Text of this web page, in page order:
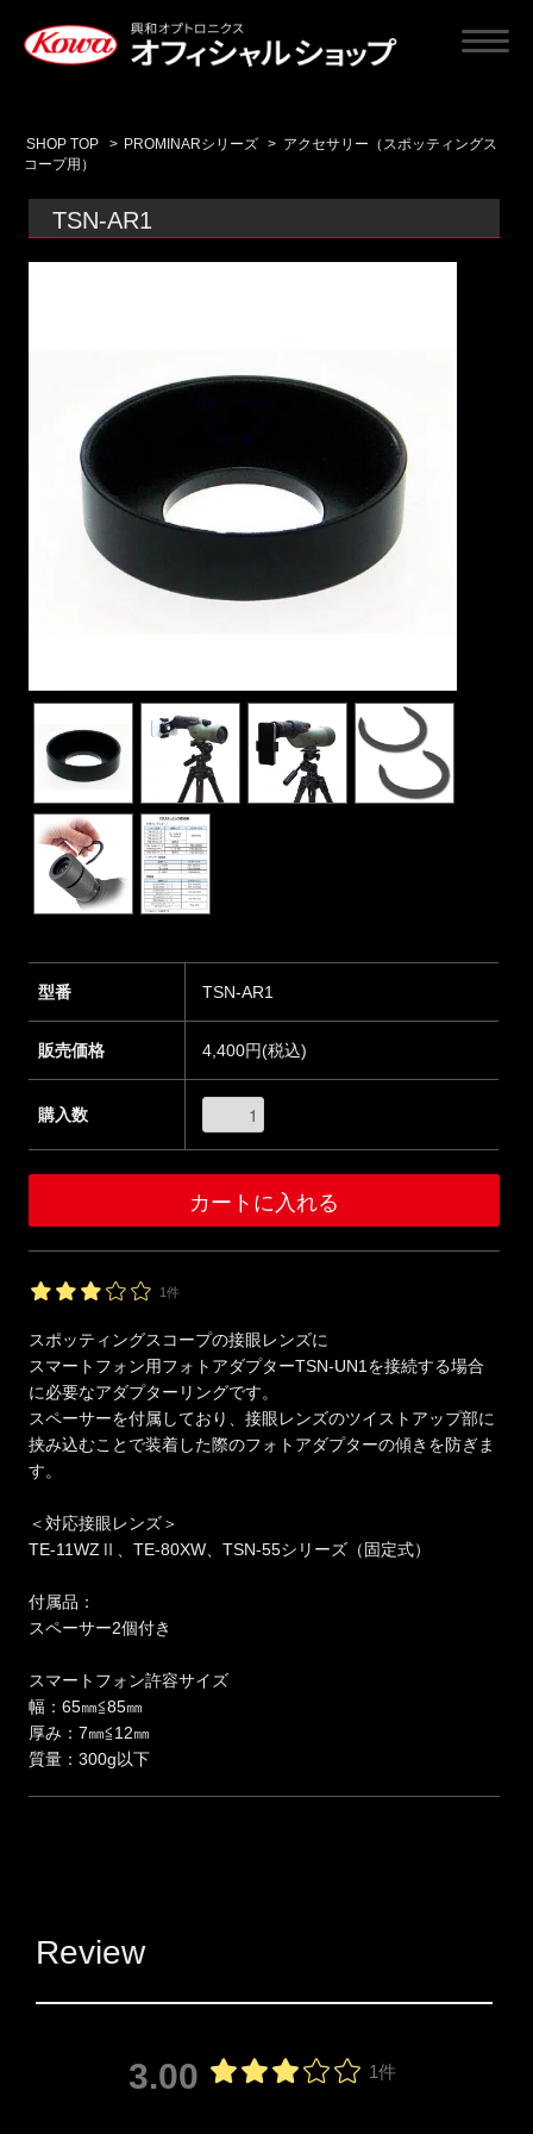
SHOP TOP > PROMINARシリーズ > アクセサリー（スポッティングス
コープ用）
TSN-AR1
型番 TSN-AR1
販売価格 4,400円(税込)
購入数
1件
スポッティングスコープの接眼レンズに
スマートフォン用フォトアダプターTSN-UN1を接続する場合
に必要なアダプターリングです。
スペーサーを付属しており、接眼レンズのツイストアップ部に
挟み込むことで装着した際のフォトアダプターの傾きを防ぎま
す。
＜対応接眼レンズ＞
TE-11WZⅡ、TE-80XW、TSN-55シリーズ（固定式）
付属品：
スペーサー2個付き
スマートフォン許容サイズ
幅：65㎜≦85㎜
厚み：7㎜≦12㎜
質量：300g以下
Review
3.00 1件